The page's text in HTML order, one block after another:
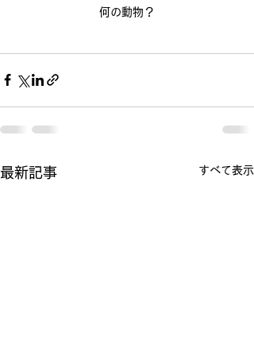
何の動物？
最新記事 すべて表示